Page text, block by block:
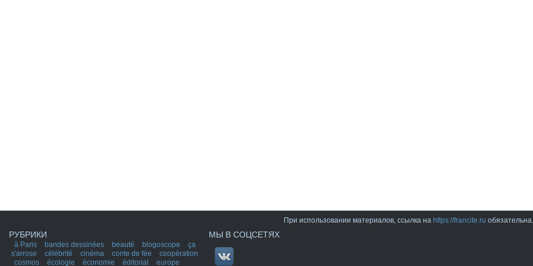
При использовании материалов, ссылка на https://francite.ru обязательна.
РУБРИКИ
à Paris bandes dessinées beauté blogoscope
ça
s'arrose
célébrité cinéma conte de fée
coopération
cosmos
écologie économie éditorial europe
МЫ В СОЦСЕТЯХ